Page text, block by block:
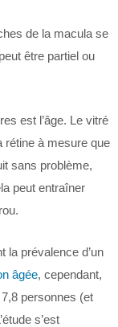
de la macula se
être partiel ou
est l’âge. Le vitré
rétine à mesure que
sans problème,
peut entraîner
la prévalence d’un
âgée, cependant,
personnes (et
s’est